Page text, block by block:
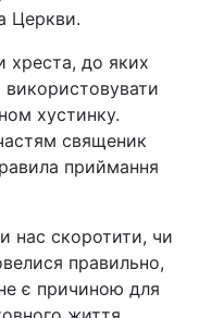
Церкви.
хреста, до яких
використовувати
хустинку.
священик
приймання
нас скоротити, чи
правильно,
є причиною для